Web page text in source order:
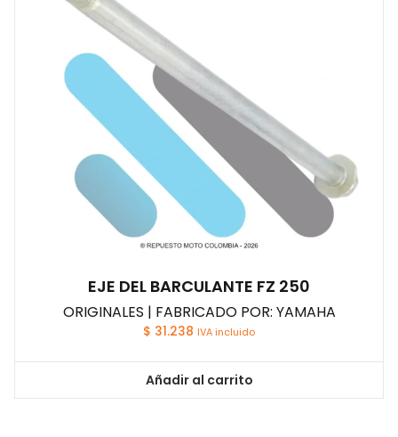
EJE DEL BARCULANTE FZ 250
ORIGINALES | FABRICADO POR: YAMAHA
$ 31.238 IVA incluido
Añadir al carrito